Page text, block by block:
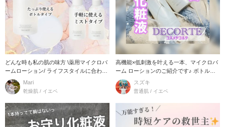
どんな時も私の肌の味方 \薬用マイクロバ
ームローション/ ライフスタイルに合わせ
た様々な
Mari
乾燥肌 / イエベ
高機能×低刺激を叶える一本、マイクロバ
ーム ローションのご紹介です♪ ボトルと
ミスト
スズキ
普通肌 / イエベ